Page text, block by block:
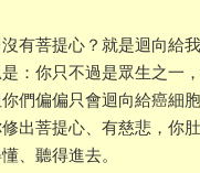
有菩提心？就是迴向給
：你只不過是眾生之一
們偏偏只會迴向給癌細
出菩提心、有慈悲，你
、聽得進去。